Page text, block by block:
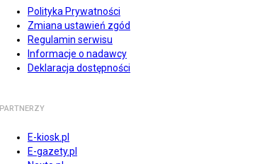
Polityka Prywatności
Zmiana ustawień zgód
Regulamin serwisu
Informacje o nadawcy
Deklaracja dostępności
PARTNERZY
E-kiosk.pl
E-gazety.pl